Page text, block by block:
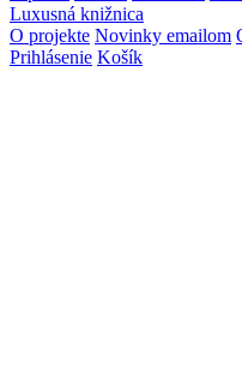
Luxusná knižnica
O projekte Novinky emailom
Prihlásenie Košík